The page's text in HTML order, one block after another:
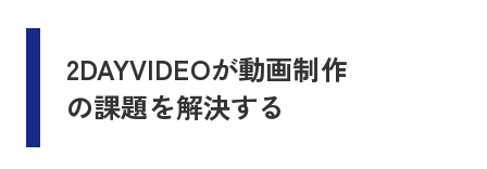
2DAYVIDEOが動画制作
の課題を解決する